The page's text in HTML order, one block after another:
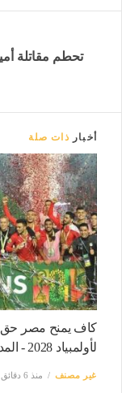
أخبار ذات صلة
لأولمبياد 2028 - المدينة برس
غير مصنف منذ 6 دقائق